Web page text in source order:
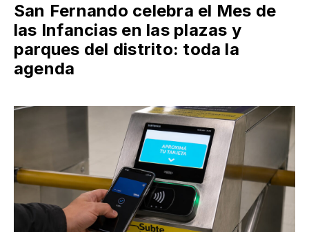
San Fernando celebra el Mes de
las Infancias en las plazas y
parques del distrito: toda la
agenda